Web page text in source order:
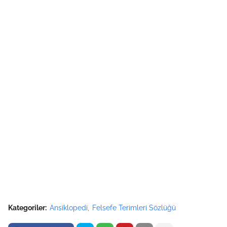
Kategoriler: Ansiklopedi Felsefe Terimleri Sözlüğü